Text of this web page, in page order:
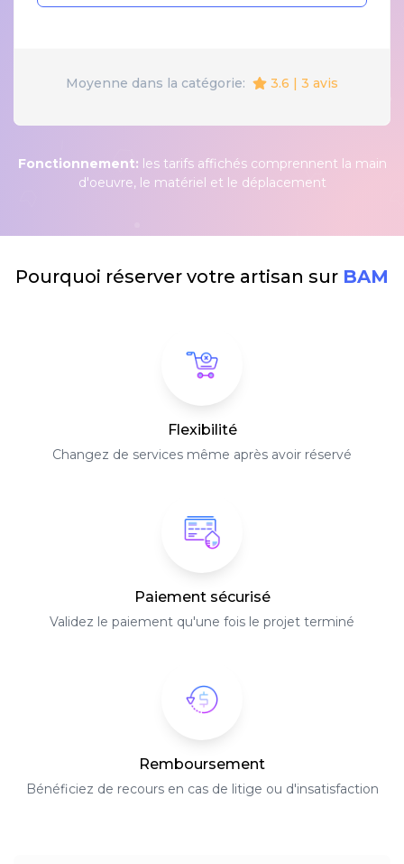
Moyenne dans la catégorie: 3.6 | 3 avis
Fonctionnement: les tarifs affichés comprennent la main
d'oeuvre, le matériel et le déplacement
Pourquoi réserver votre artisan sur BAM
Flexibilité
Changez de services même après avoir réservé
Paiement sécurisé
Validez le paiement qu'une fois le projet terminé
Remboursement
Bénéficiez de recours en cas de litige ou d'insatisfaction